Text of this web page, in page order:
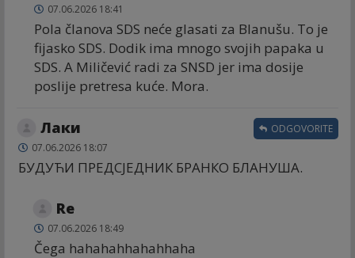
07.06.2026 18:41
Pola članova SDS neće glasati za Blanušu. To je
fijasko SDS. Dodik ima mnogo svojih papaka u
SDS. A Miličević radi za SNSD jer ima dosije
poslije pretresa kuće. Mora.
Лаки
07.06.2026 18:07
БУДУЋИ ПРЕДСЈЕДНИК БРАНКО БЛАНУША.
ODGOVORITE
Re
07.06.2026 18:49
Čega hahahahhahahhaha